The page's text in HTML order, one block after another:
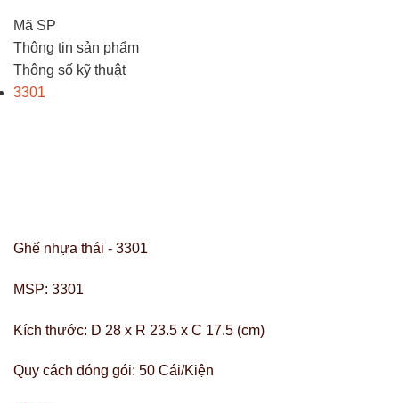
Mã SP
Thông tin sản phẩm
Thông số kỹ thuật
3301
Ghế nhựa thái - 3301
MSP: 3301
Kích thước: D 28 x R 23.5 x C 17.5 (cm)
Quy cách đóng gói: 50 Cái/Kiện